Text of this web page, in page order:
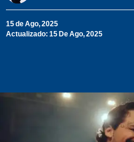
15 de Ago, 2025
Actualizado: 15 De Ago, 2025